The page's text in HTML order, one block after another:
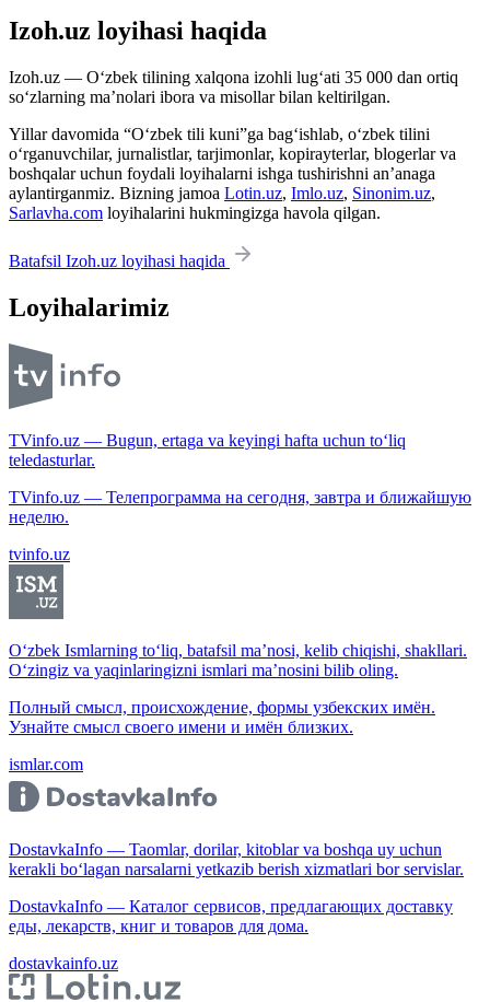
Izoh.uz loyihasi haqida
Izoh.uz — O‘zbek tilining xalqona izohli lug‘ati 35 000 dan ortiq
so‘zlarning ma’nolari ibora va misollar bilan keltirilgan.
Yillar davomida “O‘zbek tili kuni”ga bag‘ishlab, o‘zbek tilini
o‘rganuvchilar, jurnalistlar, tarjimonlar, kopirayterlar, blogerlar va
boshqalar uchun foydali loyihalarni ishga tushirishni an’anaga
aylantirganmiz. Bizning jamoa Lotin.uz, Imlo.uz, Sinonim.uz,
Sarlavha.com loyihalarini hukmingizga havola qilgan.
Batafsil Izoh.uz loyihasi haqida
Loyihalarimiz
TVinfo.uz — Bugun, ertaga va keyingi hafta uchun to‘liq
teledasturlar.
TVinfo.uz — Телепрограмма на сегодня, завтра и ближайшую
неделю.
tvinfo.uz
O‘zbek Ismlarning to‘liq, batafsil ma’nosi, kelib chiqishi, shakllari.
O‘zingiz va yaqinlaringizni ismlari ma’nosini bilib oling.
Полный смысл, происхождение, формы узбекских имён.
Узнайте смысл своего имени и имён близких.
ismlar.com
DostavkaInfo — Taomlar, dorilar, kitoblar va boshqa uy uchun
kerakli bo‘lagan narsalarni yetkazib berish xizmatlari bor servislar.
DostavkaInfo — Каталог сервисов, предлагающих доставку
еды, лекарств, книг и товаров для дома.
dostavkainfo.uz